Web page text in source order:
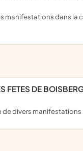
FETES DE
de divers manifestations